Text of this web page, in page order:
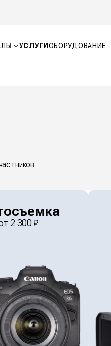
УСЛУГИ ОБОРУДОВАНИЕ
2 300 ₽